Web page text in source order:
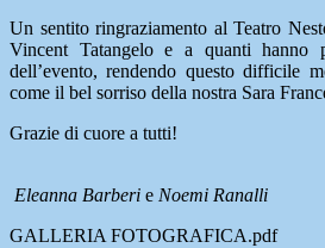
Un sentito ringraziamento al Teatro
Vincent Tatangelo e a quanti hanno
dell’evento, rendendo questo difficile
come il bel sorriso della nostra Sara
Grazie di cuore a tutti!
Eleanna Barberi e Noemi Ranalli
GALLERIA FOTOGRAFICA.pdf